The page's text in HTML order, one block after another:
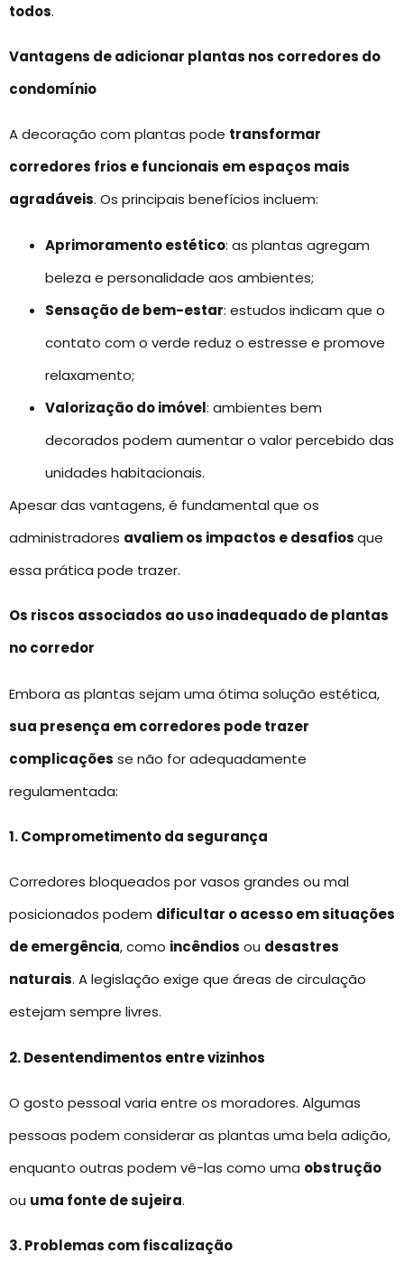
todos.
Vantagens de adicionar plantas nos corredores do
condomínio
A decoração com plantas pode transformar
corredores frios e funcionais em espaços mais
agradáveis. Os principais benefícios incluem:
Aprimoramento estético: as plantas agregam
beleza e personalidade aos ambientes;
Sensação de bem-estar: estudos indicam que o
contato com o verde reduz o estresse e promove
relaxamento;
Valorização do imóvel: ambientes bem
decorados podem aumentar o valor percebido das
unidades habitacionais.
Apesar das vantagens, é fundamental que os
administradores avaliem os impactos e desafiosque
essa prática pode trazer.
Os riscos associados ao uso inadequado de plantas
no corredor
Embora as plantas sejam uma ótima solução estética,
sua presença em corredores pode trazer
complicações se não for adequadamente
regulamentada:
1. Comprometimento da segurança
Corredores bloqueados por vasos grandes ou mal
posicionados podem dificultar o acesso em situações
de emergência, como incêndios ou desastres
naturais. A legislação exige que áreas de circulação
estejam sempre livres.
2. Desentendimentos entre vizinhos
O gosto pessoal varia entre os moradores. Algumas
pessoas podem considerar as plantas uma bela adição,
enquanto outras podem vê-las como uma obstrução
ou uma fonte de sujeira.
3. Problemas com fiscalização